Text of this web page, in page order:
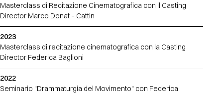
Masterclass di Recitazione Cinematografica con il Casting
Director Marco Donat – Cattin
2023
Masterclass di recitazione cinematografica con la Casting
Director Federica Baglioni
2022
Seminario "Drammaturgia del Movimento" con Federica